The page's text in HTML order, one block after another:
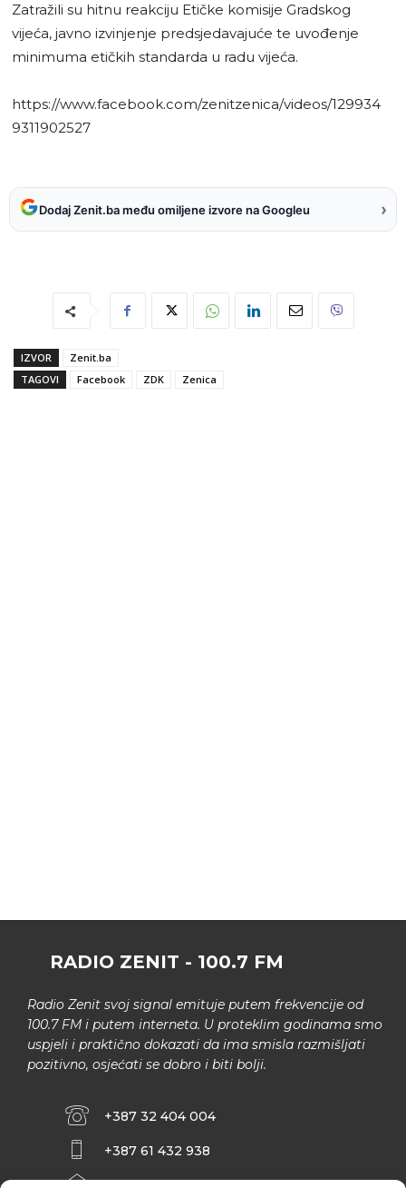
Zatražili su hitnu reakciju Etičke komisije Gradskog
vijeća, javno izvinjenje predsjedavajuće te uvođenje
minimuma etičkih standarda u radu vijeća.
https://www.facebook.com/zenitzenica/videos/129934
9311902527
Dodaj Zenit.ba među omiljene izvore na Googleu ›
IZVOR
Zenit.ba
TAGOVI
Facebook ZDK Zenica
RADIO ZENIT - 100.7 FM
Radio Zenit svoj signal emituje putem frekvencije od
100.7 FM i putem interneta. U proteklim godinama smo
uspjeli i praktično dokazati da ima smisla razmišljati
pozitivno, osjećati se dobro i biti bolji.
+387 32 404 004
+387 61 432 938